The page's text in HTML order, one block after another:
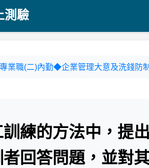
測驗
業職(二)內勤◆企業管理大意及洗錢防
訓練的方法中，提
者回答問題，並對